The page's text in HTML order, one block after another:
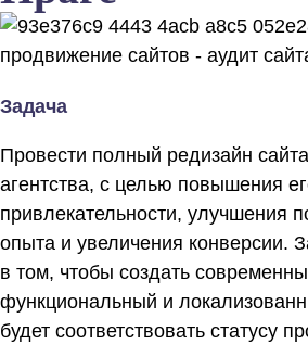
Задача
Провести полный редизайн
агентства, с целью повышения
привлекательности, улучшения
опыта и увеличения конверсии.
в том, чтобы создать
функциональный и
будет соответствовать статусу